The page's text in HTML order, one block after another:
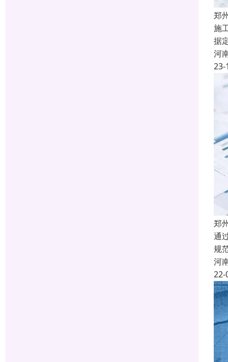
郑
施
据
河
23-
郑
通
规
河
22-